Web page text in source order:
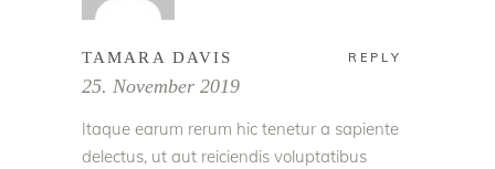
TAMARA DAVIS REPLY
25. November 2019
Itaque earum rerum hic tenetur a sapiente
delectus, ut aut reiciendis voluptatibus